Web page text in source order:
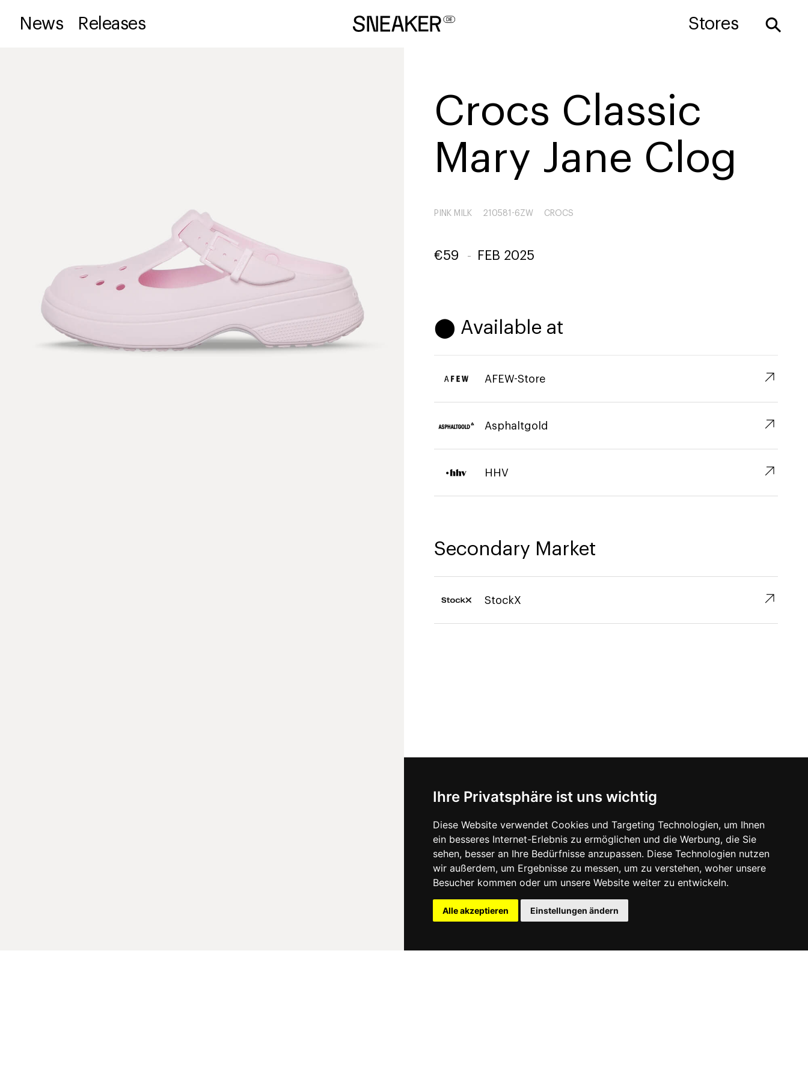
Ihre Privatsphäre ist uns wichtig
Diese Website verwendet Cookies und Targeting Technologien, um Ihnen
ein besseres Internet-Erlebnis zu ermöglichen und die Werbung, die Sie
sehen, besser an Ihre Bedürfnisse anzupassen. Diese Technologien nutzen
wir außerdem, um Ergebnisse zu messen, um zu verstehen, woher unsere
Besucher kommen oder um unsere Website weiter zu entwickeln.
Alle akzeptieren Einstellungen ändern
News Releases Stores ⚲
Crocs Classic
Mary Jane Clog
PINK MILK 210581-6ZW CROCS
€59 - FEB 2025
⬤ Available at
AFEW-Store ↗︎
Asphaltgold ↗︎
HHV ↗︎
Secondary Market
StockX ↗︎